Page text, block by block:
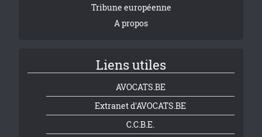
Tribune européenne
A propos
Liens utiles
AVOCATS.BE
Extranet d'AVOCATS.BE
C.C.B.E.